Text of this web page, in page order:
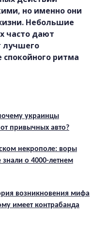
но именно они
Небольшие
часто дают
лучшего
спокойного ритма
украинцы
привычных авто?
некрополе: воры
знали о 4000-летнем
возникновения мифа
имеет контрабанда